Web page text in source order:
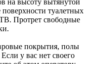
туалетных
Протрет свободные
покрытия, полы
у вас нет своего